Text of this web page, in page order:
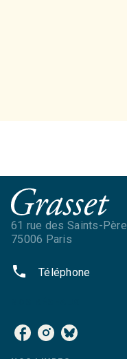
61 rue des Saints-
75006 Paris
phone Téléphone